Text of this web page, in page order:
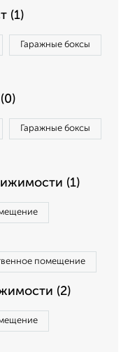
(1)
Гаражные боксы
Гаражные боксы
(1)
помещение
(2)